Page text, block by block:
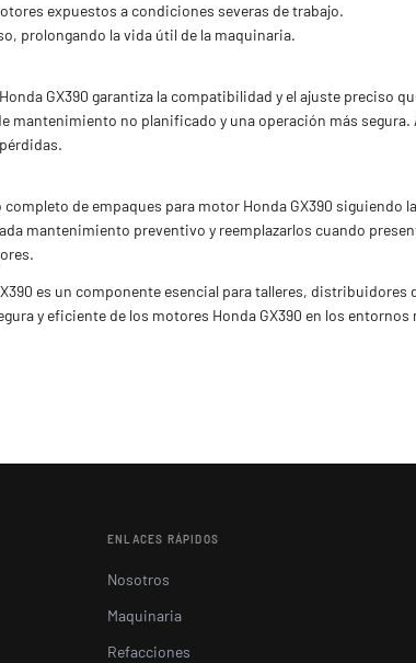
expuestos a condiciones severas de trabajo.
prolongando la vida útil de la maquinaria.
GX390 garantiza la compatibilidad y el ajuste preciso
mantenimiento no planificado y una operación más
de empaques para motor Honda GX390
mantenimiento preventivo y reemplazarlos cuando
es un componente esencial para talleres,
y eficiente de los motores Honda GX390 en los entornos
ENLACES RÁPIDOS
Nosotros
Maquinaria
Refacciones